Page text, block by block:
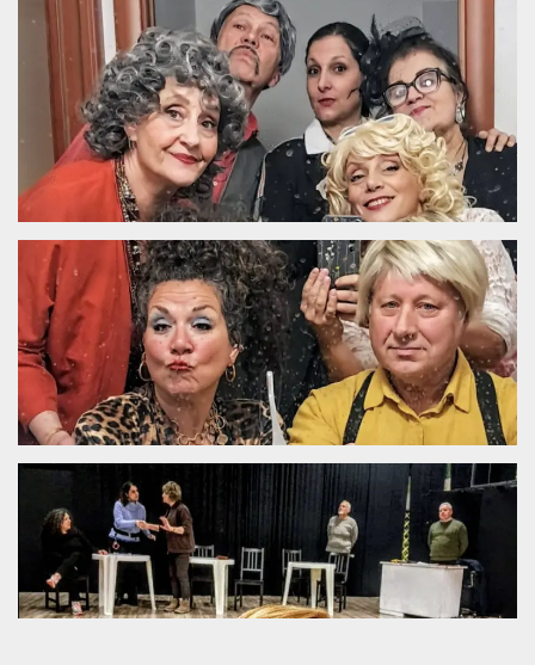
cf_clearance
Cloudflare,
Inc.
.oooh.events
1 anno
Cookie from
CloudFlare
stores the proof
of challenge
passed. It is
used to no
longer issue a
captcha or
jschallenge
challenge if
present. It is
required to
reach origin
server.
wordpress_test_cookie
Automattic
Inc.
.oooh.events
Sessione
Cookie di
Wordpress,
verifica che il
browser accetti i
cookie.
PHPSESSID
PHP.net
oooh.events
Sessione
Cookie
generato da
applicazioni
basate sul
linguaggio PHP.
Si tratta di un
identificatore
generico
utilizzato per
mantenere le
variabili di
sessione utente.
Normalmente è
un numero
generato in